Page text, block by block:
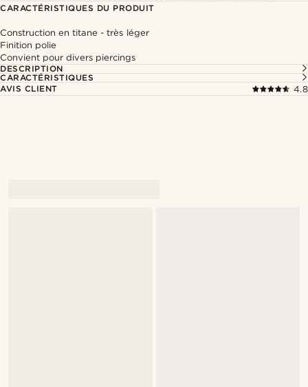
CARACTÉRISTIQUES DU PRODUIT
Construction en titane - très léger
Finition polie
Convient pour divers piercings
DESCRIPTION
CARACTÉRISTIQUES
AVIS CLIENT
4.8